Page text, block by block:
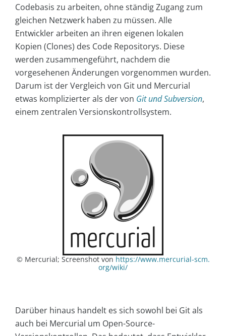
Codebasis zu arbeiten, ohne ständig Zugang zum
gleichen Netzwerk haben zu müssen. Alle
Entwickler arbeiten an ihren eigenen lokalen
Kopien (Clones) des Code Repositorys. Diese
werden zusammengeführt, nachdem die
vorgesehenen Änderungen vorgenommen wurden.
Darum ist der Vergleich von Git und Mercurial
etwas komplizierter als der von Git und Subversion,
einem zentralen Versionskontrollsystem.
© Mercurial; Screenshot von https://www.mercurial-scm.
org/wiki/
Darüber hinaus handelt es sich sowohl bei Git als
auch bei Mercurial um Open-Source-